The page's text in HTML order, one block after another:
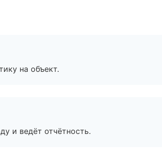
на объект.
и ведёт отчётность.